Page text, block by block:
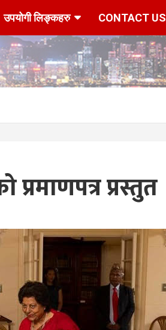
उपयोगी लिङ्कहरु CONTACT US
प्रस्तुत